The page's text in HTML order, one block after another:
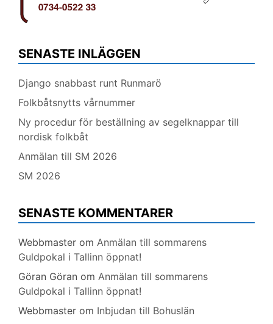
SENASTE INLÄGGEN
Django snabbast runt Runmarö
Folkbåtsnytts vårnummer
Ny procedur för beställning av segelknappar till
nordisk folkbåt
Anmälan till SM 2026
SM 2026
SENASTE KOMMENTARER
Webbmaster om Anmälan till sommarens
Guldpokal i Tallinn öppnat!
Göran Göran om Anmälan till sommarens
Guldpokal i Tallinn öppnat!
Webbmaster om Inbjudan till Bohuslän